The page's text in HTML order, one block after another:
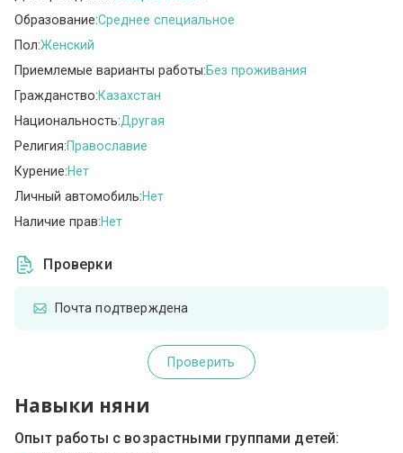
Образование:Среднее специальное
Пол:Женский
Приемлемые варианты работы:Без проживания
Гражданство:Казахстан
Национальность:Другая
Религия:Православие
Курение:Нет
Личный автомобиль:Нет
Наличие прав:Нет
Проверки
Почта подтверждена
Проверить
Навыки няни
Опыт работы с возрастными группами детей: